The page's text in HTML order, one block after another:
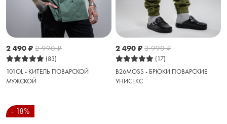
2 490 ₽ 2 990₽
(83)
101OL - КИТЕЛЬ ПОВАРСКОЙ
МУЖСКОЙ
2 490 ₽ 3 990₽
(17)
B26MOSS - БРЮКИ ПОВАРСКИЕ
УНИСЕКС
- 18%